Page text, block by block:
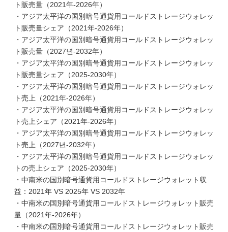
ト販売量（2021年-2026年）
・アジア太平洋の国別暗号通貨用コールドストレージウォレッ
ト販売量シェア（2021年-2026年）
・アジア太平洋の国別暗号通貨用コールドストレージウォレッ
ト販売量（2027년-2032年）
・アジア太平洋の国別暗号通貨用コールドストレージウォレッ
ト販売量シェア（2025-2030年）
・アジア太平洋の国別暗号通貨用コールドストレージウォレッ
ト売上（2021年-2026年）
・アジア太平洋の国別暗号通貨用コールドストレージウォレッ
ト売上シェア（2021年-2026年）
・アジア太平洋の国別暗号通貨用コールドストレージウォレッ
ト売上（2027년-2032年）
・アジア太平洋の国別暗号通貨用コールドストレージウォレッ
トの売上シェア（2025-2030年）
・中南米の国別暗号通貨用コールドストレージウォレット収
益：2021年 VS 2025年 VS 2032年
・中南米の国別暗号通貨用コールドストレージウォレット販売
量（2021年-2026年）
・中南米の国別暗号通貨用コールドストレージウォレット販売